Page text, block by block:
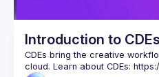
Introduction to CDEs
CDEs bring the creative
cloud. Learn about CDEs: